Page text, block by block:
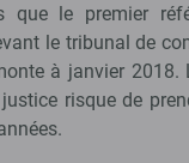
que le premier
le tribunal de
à janvier 2018.
risque de